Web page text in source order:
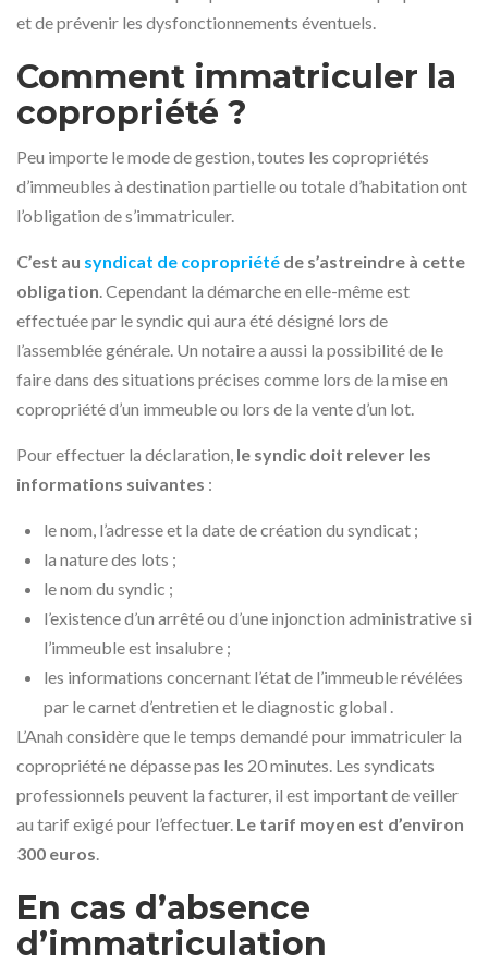
et de prévenir les dysfonctionnements éventuels.
Comment immatriculer la
copropriété ?
Peu importe le mode de gestion, toutes les copropriétés
d’immeubles à destination partielle ou totale d’habitation ont
l’obligation de s’immatriculer.
C’est au syndicat de copropriété de s’astreindre à cette
obligation. Cependant la démarche en elle-même est
effectuée par le syndic qui aura été désigné lors de
l’assemblée générale. Un notaire a aussi la possibilité de le
faire dans des situations précises comme lors de la mise en
copropriété d’un immeuble ou lors de la vente d’un lot.
Pour effectuer la déclaration, le syndic doit relever les
informations suivantes :
le nom, l’adresse et la date de création du syndicat ;
la nature des lots ;
le nom du syndic ;
l’existence d’un arrêté ou d’une injonction administrative si
l’immeuble est insalubre ;
les informations concernant l’état de l’immeuble révélées
par le carnet d’entretien et le diagnostic global .
L’Anah considère que le temps demandé pour immatriculer la
copropriété ne dépasse pas les 20 minutes. Les syndicats
professionnels peuvent la facturer, il est important de veiller
au tarif exigé pour l’effectuer. Le tarif moyen est d’environ
300 euros.
En cas d’absence
d’immatriculation